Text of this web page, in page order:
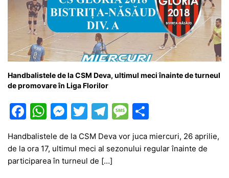
Handbalistele de la CSM Deva, ultimul meci înainte de turneul
de promovare în Liga Florilor
F
c
e
W
at
s
M
s
s
T
itt
er
T
e
gr
M
s ta
je
Handbalistele de la CSM Deva vor juca miercuri, 26 aprilie,
de la ora 17, ultimul meci al sezonului regular înainte de
participarea în turneul de […]